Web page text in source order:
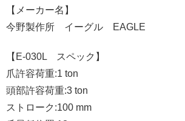
【メーカー名】
今野製作所 イーグル EAGLE
【E-030L スペック】
爪許容荷重:1 ton
頭部許容荷重:3 ton
ストローク:100 mm